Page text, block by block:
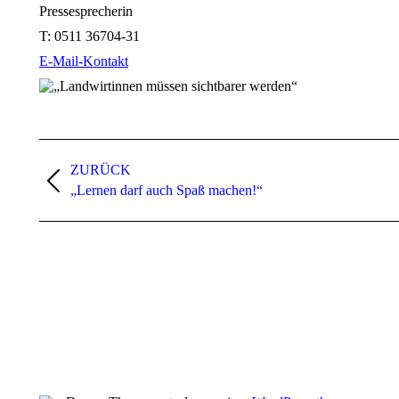
Pressesprecherin
T: 0511 36704-31
E-Mail-Kontakt
ZURÜCK
Vorheriger
„Lernen darf auch Spaß machen!“